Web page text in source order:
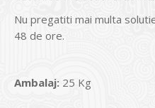
Nu pregatiti mai multa
48 de ore.
Ambalaj: 25 Kg